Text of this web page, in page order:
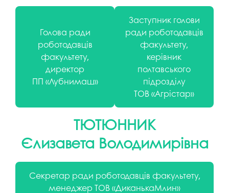
Голова ради
роботодавців
факультету,
директор
ПП «Лубнимаш»
Заступник голови
ради роботодавців
факультету,
керівник
полтавського
підрозділу
ТОВ «Агрістар»
ТЮТЮННИК
Єлизавета Володимирівна
Секретар ради роботодавців факультету,
менеджер ТОВ «ДиканькаМлин»